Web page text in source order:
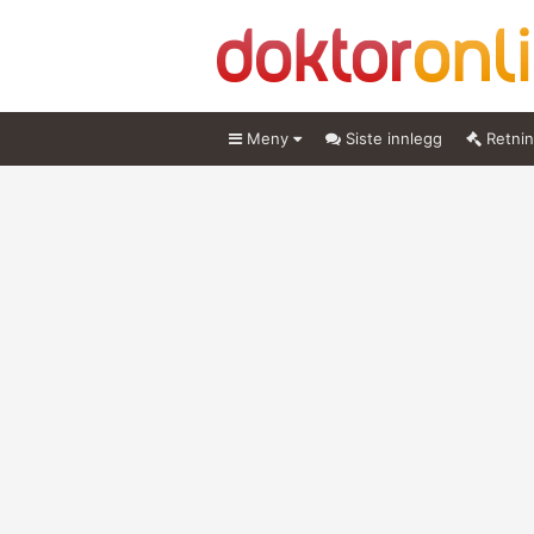
Meny Siste innlegg